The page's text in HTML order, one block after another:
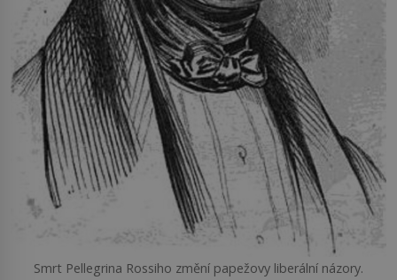
Smrt Pellegrina Rossiho změní papežovy liberální názory.